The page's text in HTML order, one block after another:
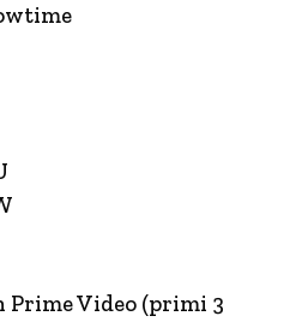
Prime Video (primi 3